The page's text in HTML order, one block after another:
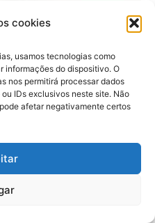
cookies
usamos tecnologias como
informações do dispositivo. O
nos permitirá processar dados
IDs exclusivos neste site. Não
afetar negativamente certos
investiga